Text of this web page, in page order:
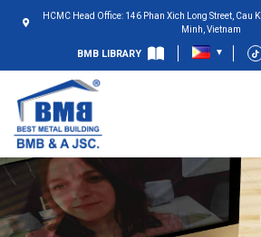
HCMC Head Office: 146 Phan Xich Long Street, Cau
Minh, Vietnam
BMB LIBRARY